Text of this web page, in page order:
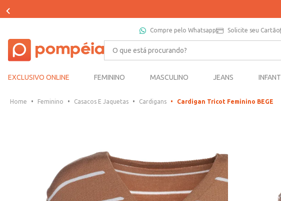
Compre pelo Whatsapp Solicite seu Cartão
O que está procurando?
EXCLUSIVO ONLINE FEMININO MASCULINO JEANS
Feminino Casacos E Jaquetas Cardigans Cardigan Tricot Feminino BEGE